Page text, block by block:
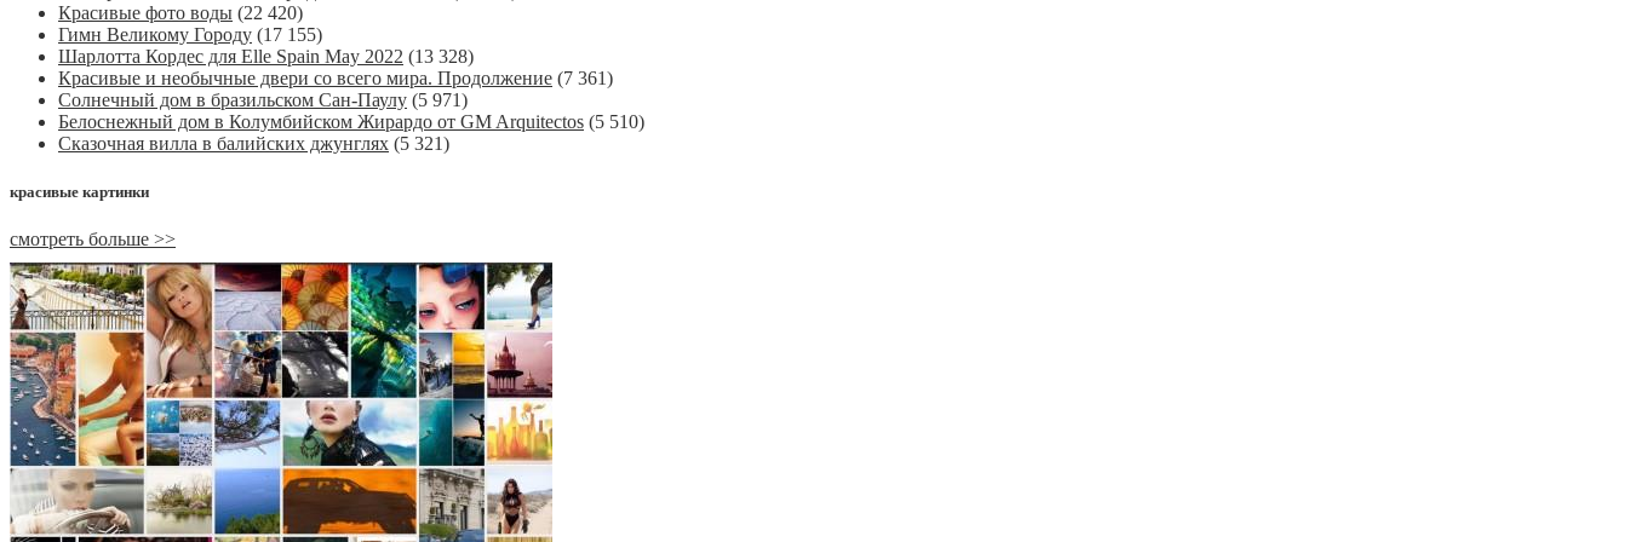
Красивые фото воды (22 420)
Гимн Великому Городу (17 155)
Шарлотта Кордес для Elle Spain May 2022 (13 328)
Красивые и необычные двери со всего мира. Продолжение (7 361)
Солнечный дом в бразильском Сан-Паулу (5 971)
Белоснежный дом в Колумбийском Жирардо от GM Arquitectos (5 510)
Сказочная вилла в балийских джунглях (5 321)
красивые картинки
смотреть больше >>